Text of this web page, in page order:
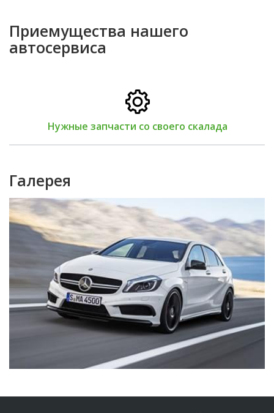
Приемущества нашего
автосервиса
Нужные запчасти со своего скалада
Галерея